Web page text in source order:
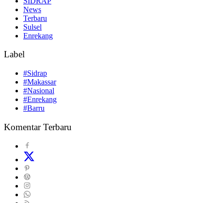
News
Terbaru
Sulsel
Enrekang
Label
#Sidrap
#Makassar
#Nasional
#Enrekang
#Barru
Komentar Terbaru